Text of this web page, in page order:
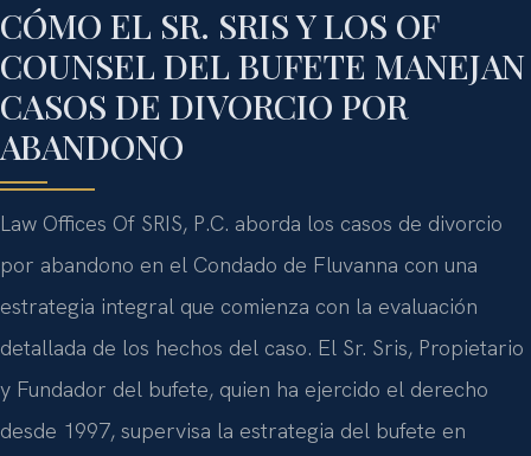
CÓMO EL SR. SRIS Y LOS OF
COUNSEL DEL BUFETE MANEJAN
CASOS DE DIVORCIO POR
ABANDONO
Law Offices Of SRIS, P.C. aborda los casos de divorcio
por abandono en el Condado de Fluvanna con una
estrategia integral que comienza con la evaluación
detallada de los hechos del caso. El Sr. Sris, Propietario
y Fundador del bufete, quien ha ejercido el derecho
desde 1997, supervisa la estrategia del bufete en